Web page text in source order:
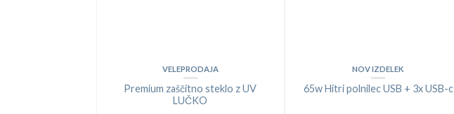
VELEPRODAJA
Premium zaščitno steklo z UV
LUČKO
NOV IZDELEK
65w Hitri polnilec USB + 3x USB-c